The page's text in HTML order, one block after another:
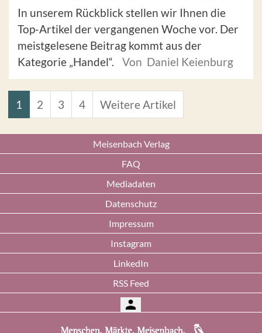
In unserem Rückblick stellen wir Ihnen die
Top-Artikel der vergangenen Woche vor. Der
meistgelesene Beitrag kommt aus der
Kategorie „Handel“.
Von Daniel Keienburg
1 2 3 4 Weitere Artikel
Meisenbach Verlag
FAQ
Mediadaten
Datenschutz
Impressum
Instagram
LinkedIn
RSS Feed